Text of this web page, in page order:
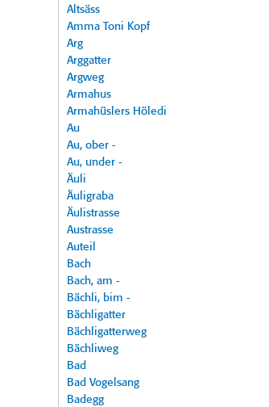
Altsäss
Amma Toni Kopf
Arg
Arggatter
Argweg
Armahus
Armahüslers Höledi
Au
Au, ober -
Au, under -
Äuli
Äuligraba
Äulistrasse
Austrasse
Auteil
Bach
Bach, am -
Bächli, bim -
Bächligatter
Bächligatterweg
Bächliweg
Bad
Bad Vogelsang
Badegg